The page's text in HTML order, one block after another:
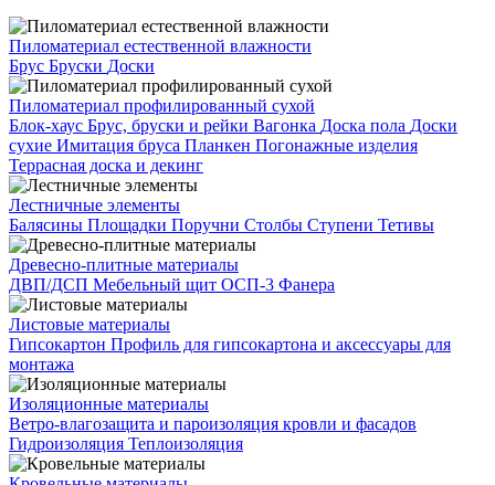
Пиломатериал естественной влажности
Брус Бруски Доски
Пиломатериал профилированный сухой
Блок-хаус Брус, бруски и рейки Вагонка Доска пола Доски
сухие Имитация бруса Планкен Погонажные изделия
Террасная доска и декинг
Лестничные элементы
Балясины Площадки Поручни Столбы Ступени Тетивы
Древесно-плитные материалы
ДВП/ДСП Мебельный щит ОСП-3 Фанера
Листовые материалы
Гипсокартон Профиль для гипсокартона и аксессуары для
монтажа
Изоляционные материалы
Ветро-влагозащита и пароизоляция кровли и фасадов
Гидроизоляция Теплоизоляция